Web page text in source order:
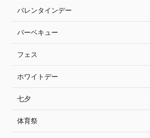
バレンタインデー
バーベキュー
フェス
ホワイトデー
七夕
体育祭